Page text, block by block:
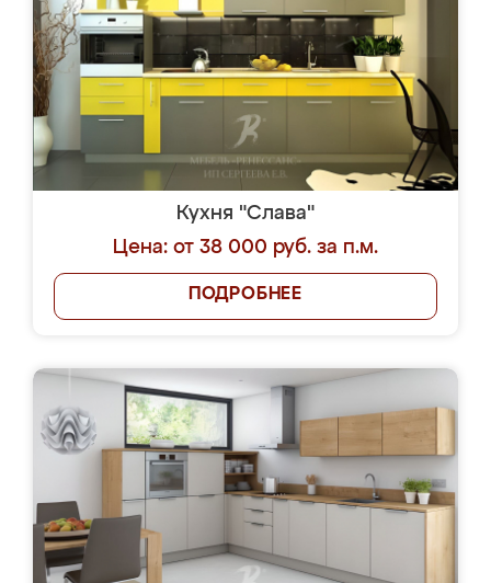
Кухня "Слава"
Цена: от 38 000 руб. за п.м.
ПОДРОБНЕЕ